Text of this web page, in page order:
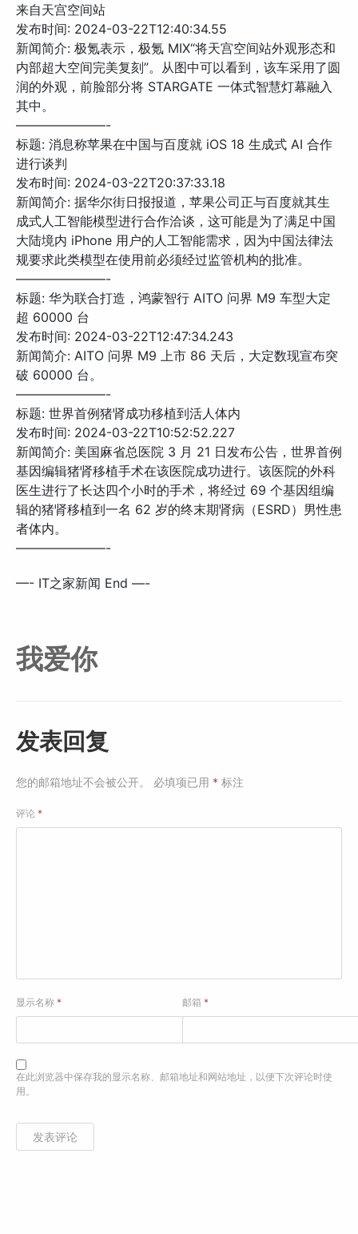
来自天宫空间站
发布时间: 2024-03-22T12:40:34.55
新闻简介: 极氪表示，极氪 MIX“将天宫空间站外观形态和
内部超大空间完美复刻”。从图中可以看到，该车采用了圆
润的外观，前脸部分将 STARGATE 一体式智慧灯幕融入
其中。
———————-
标题: 消息称苹果在中国与百度就 iOS 18 生成式 AI 合作
进行谈判
发布时间: 2024-03-22T20:37:33.18
新闻简介: 据华尔街日报报道，苹果公司正与百度就其生
成式人工智能模型进行合作洽谈，这可能是为了满足中国
大陆境内 iPhone 用户的人工智能需求，因为中国法律法
规要求此类模型在使用前必须经过监管机构的批准。
———————-
标题: 华为联合打造，鸿蒙智行 AITO 问界 M9 车型大定
超 60000 台
发布时间: 2024-03-22T12:47:34.243
新闻简介: AITO 问界 M9 上市 86 天后，大定数现宣布突
破 60000 台。
———————-
标题: 世界首例猪肾成功移植到活人体内
发布时间: 2024-03-22T10:52:52.227
新闻简介: 美国麻省总医院 3 月 21 日发布公告，世界首例
基因编辑猪肾移植手术在该医院成功进行。该医院的外科
医生进行了长达四个小时的手术，将经过 69 个基因组编
辑的猪肾移植到一名 62 岁的终末期肾病（ESRD）男性患
者体内。
———————-
—- IT之家新闻 End —-
我爱你
发表回复
您的邮箱地址不会被公开。 必填项已用 * 标注
评论 *
显示名称 * 邮箱*
在此浏览器中保存我的显示名称、邮箱地址和网站地址，以便下次评论时使
用。